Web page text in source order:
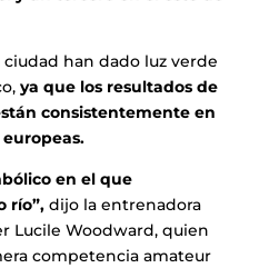
ciudad han dado luz verde
ya que los resultados de
consistentemente en
en el que
río”, dijo la entrenadora
Lucile Woodward, quien
competencia amateur